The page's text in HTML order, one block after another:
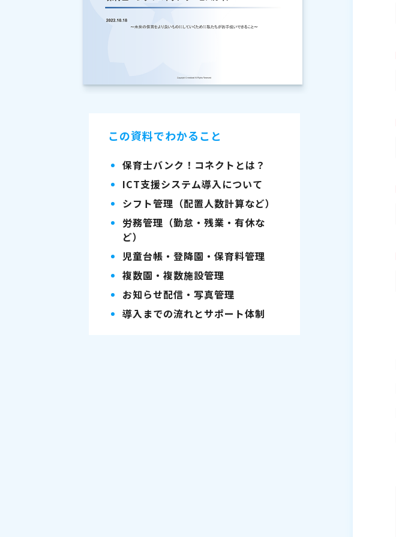
この資料でわかること
保育士バンク！コネクトとは？
ICT支援システム導入について
シフト管理（配置人数計算など）
労務管理（勤怠・残業・有休な
ど）
児童台帳・登降園・保育料管理
複数園・複数施設管理
お知らせ配信・写真管理
導入までの流れとサポート体制